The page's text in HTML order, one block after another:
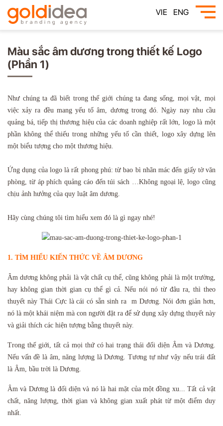
VIE ENG
Màu sắc âm dương trong thiết kế Logo
(Phần 1)
Như chúng ta đã biết trong thế giới chúng ta đang sống, mọi vật, mọi
việc xảy ra đều mang yếu tố âm, dương trong đó. Ngày nay nhu cầu
quảng bá, tiếp thị thương hiệu của các doanh nghiệp rất lớn, logo là một
phần không thể thiếu trong những yếu tố cần thiết, logo xây dựng lên
một biểu tượng cho một thương hiệu.
Ứng dụng của logo là rất phong phú: từ bao bì nhãn mác đến giấy tờ văn
phòng, từ áp phích quảng cáo đến túi sách …Không ngoại lệ, logo cũng
chịu ảnh hưởng của quy luật âm dương.
Hãy cùng chúng tôi tìm hiểu xem đó là gì ngay nhé!
1. TÌM HIỂU KIẾN THỨC VỀ ÂM DƯƠNG
Âm dương không phải là vật chất cụ thể, cũng không phải là một trường,
hay không gian thời gian cụ thể gì cả. Nếu nói nó từ đâu ra, thì theo
thuyết này Thái Cực là cái có sẵn sinh ra m Dương. Nói đơn giản hơn,
nó là một khái niệm mà con người đặt ra để sử dụng xây dựng thuyết này
và giải thích các hiện tượng bằng thuyết này.
Trong thế giới, tất cả mọi thứ có hai trạng thái đối diện Âm và Dương.
Nếu vấn đề là âm, năng lượng là Dương. Tương tự như vậy nếu trái đất
là Âm, bầu trời là Dương.
Âm và Dương là đối diện và nó là hai mặt của một đồng xu... Tất cả vật
chất, năng lượng, thời gian và không gian xuất phát từ một điểm duy
nhất.